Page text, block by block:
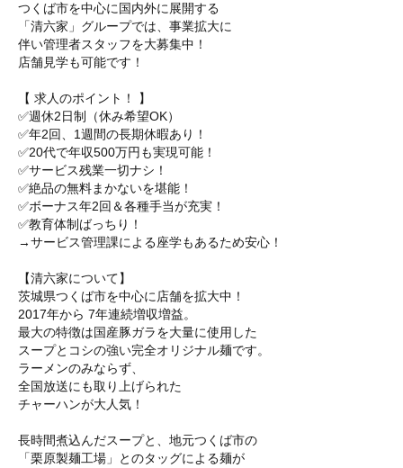
つくば市を中心に国内外に展開する
「清六家」グループでは、事業拡大に
伴い管理者スタッフを大募集中！
店舗見学も可能です！
【 求人のポイント！ 】
✅週休2日制（休み希望OK）
✅年2回、1週間の長期休暇あり！
✅20代で年収500万円も実現可能！
✅サービス残業一切ナシ！
✅絶品の無料まかないを堪能！
✅ボーナス年2回＆各種手当が充実！
✅教育体制ばっちり！
→サービス管理課による座学もあるため安心！
【清六家について】
茨城県つくば市を中心に店舗を拡大中！
2017年から 7年連続増収増益。
最大の特徴は国産豚ガラを大量に使用した
スープとコシの強い完全オリジナル麺です。
ラーメンのみならず、
全国放送にも取り上げられた
チャーハンが大人気！
長時間煮込んだスープと、地元つくば市の
「栗原製麺工場」とのタッグによる麺が